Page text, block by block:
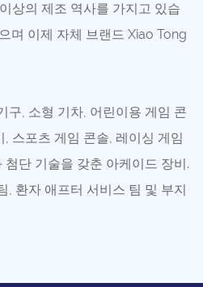
상의 제조 역사를 가지고 있습
며 이제 자체 브랜드 Xiao Tong
구, 소형 기차, 어린이용 게임 콘
스포츠 게임 콘솔, 레이싱 게임
단 기술을 갖춘 아케이드 장비.
환자 애프터 서비스 팀 및 부지